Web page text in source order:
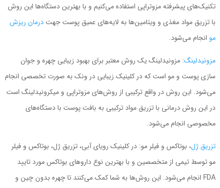
تکنیک‌های پیشرفته مزوتراپی استفاده می‌کنیم و با بهترین دستگاه‌ها این روش
با تزریق مواد مغذی و ویتامین‌ها به لایه‌های عمیق پوست جهتدرمان ریزش
مو انجام می‌شود.
مزونیدلینگ: مزونیدلینگ یک روش معتبر برای بهبود زیبایی چهره و جوان
سازی پوست و مو است که در کلینیک زیبایی در ونک به صورت تخصصی انجام
می‌شود. این روش در واقع ترکیبی از روش‌های مزوتراپی و میکرونیدلینگ است
در این روش درمانی با تزریق مواد ترکیبی به بافت پوست با دستگاه‌های
مخصوصی انجام می‌شود.
تزریق ژل، بوتاکس و فیلر مو: در کلینیک رویای آبی، تزریق ژل، بوتاکس و فیلر
مو توسط تیمی از متخصصین و با بهترین نوع داروهای بوتاکس مورد تایید
FDA انجام می‌شود. این روش‌ها به شما کمک می‌کنند تا چهره‌ بدون چین و